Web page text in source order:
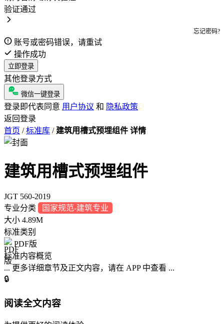
验证通过
忘记密码?
账号或密码错误，请重试
操作成功
立即登录
其他登录方式
微信一键登录
登录即代表同意 用户协议 和 隐私政策
返回登录
首页 / 标准库 / 建筑用槽式预埋组件 详情
建筑用槽式预埋组件
JGT 560-2019
专业分类
国家规范-建筑专业
大小 4.89M
标准类别
PDF版
标准内容概览
... 更多详细章节及正文内容，请在 APP 中查看 ...
🔒
阅读全文内容